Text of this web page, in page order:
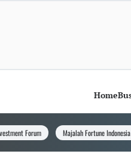
Home
Forum Majalah Fortune Indonesia